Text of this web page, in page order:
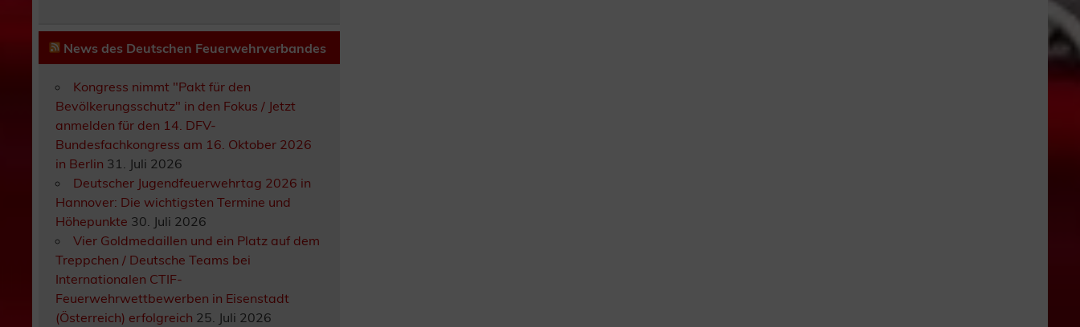
News des Deutschen Feuerwehrverbandes
Kongress nimmt "Pakt für den
Bevölkerungsschutz" in den Fokus / Jetzt
anmelden für den 14. DFV-
Bundesfachkongress am 16. Oktober 2026
in Berlin 31. Juli 2026
Deutscher Jugendfeuerwehrtag 2026 in
Hannover: Die wichtigsten Termine und
Höhepunkte 30. Juli 2026
Vier Goldmedaillen und ein Platz auf dem
Treppchen / Deutsche Teams bei
Internationalen CTIF-
Feuerwehrwettbewerben in Eisenstadt
(Österreich) erfolgreich 25. Juli 2026